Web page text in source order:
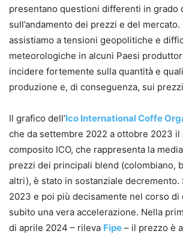
presentano questioni differenti in grado
sull’andamento dei prezzi e del
assistiamo a tensioni geopolitiche e
meteorologiche in alcuni Paesi
incidere fortemente sulla quantità e
produzione e, di conseguenza, sui
Il grafico dell’Ico International Coffe
che da settembre 2022 a ottobre 2023 il
composito ICO, che rappresenta la
prezzi dei principali blend (colombiano,
altri), è stato in sostanziale
2023 e poi più decisamente nel corso di
subito una vera accelerazione. Nella
di aprile 2024 – rileva Fipe – il prezzo è